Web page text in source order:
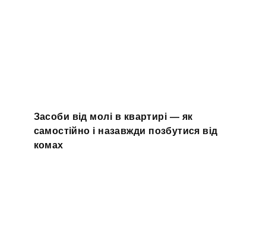
Засоби від молі в квартирі — як
самостійно і назавжди позбутися від
комах